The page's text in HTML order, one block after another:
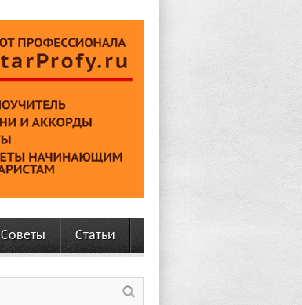
Советы Статьи